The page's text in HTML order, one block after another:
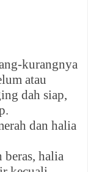
kurangnya
atau
dah siap,
dan halia
beras, halia